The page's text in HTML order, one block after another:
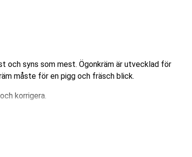
och syns som mest. Ögonkräm är utvecklad för
måste för en pigg och fräsch blick.
korrigera.